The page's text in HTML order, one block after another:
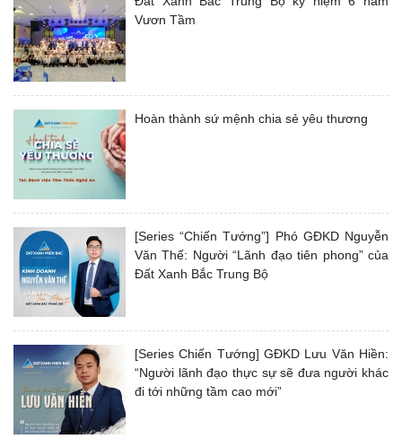
Vươn Tầm
Hoàn thành sứ mệnh chia sẻ yêu thương
[Series “Chiến Tướng”] Phó GĐKD Nguyễn
Văn Thế: Người “Lãnh đạo tiên phong” của
Đất Xanh Bắc Trung Bộ
[Series Chiến Tướng] GĐKD Lưu Văn Hiền:
“Người lãnh đạo thực sự sẽ đưa người khác
đi tới những tầm cao mới”